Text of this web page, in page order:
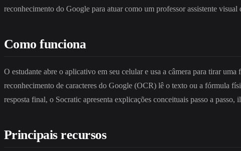
reconhecimento do Google para atuar como um professor assistente visual
Como funciona
O estudante abre o aplicativo em seu celular e usa a câmera para tirar
reconhecimento de caracteres do Google (OCR) lê o texto ou a fórmula
resposta final, o Socratic apresenta explicações conceituais passo a
Principais recursos